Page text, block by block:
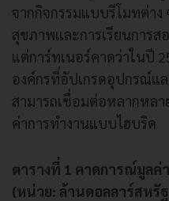
จากกิจกรรมแบบรีโมทต่าง
สุขภาพและการเรียนการส
แต่การ์ทเนอร์คาดว่าในปี
องค์กรที่อัปเกรดอุปกรณ์
สามารถเชื่อมต่อหลากหลา
ค่าการทำงานแบบไฮบริด
ตารางที่ 1 คาดการณ์มูลค่
(หน่วย: ล้านดอลลาร์สหรั